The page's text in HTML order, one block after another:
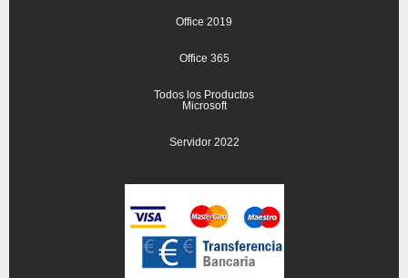
Office 2019
Office 365
Todos los Productos
Microsoft
Servidor 2022